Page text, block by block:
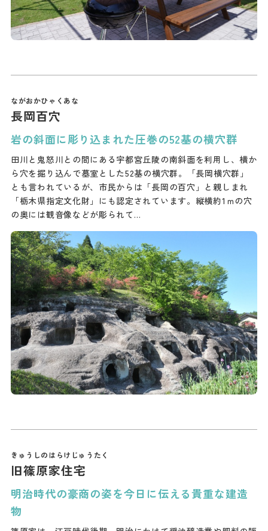
長岡百穴
岩の斜面に彫り込まれた圧巻の52基の横穴群
田川と鬼怒川との間にある宇都宮丘陵の南斜面を利用し、横か
ら穴を掘り込んで墓室とした52基の横穴群。「長岡横穴群」
とも言われているが、市民からは「長岡の百穴」と親しまれ
「栃木県指定文化財」にも認定されています。縦横約1ｍの穴
の奥には観音像などが彫られて…
旧篠原家住宅
明治時代の豪商の姿を今日に伝える貴重な建造
物